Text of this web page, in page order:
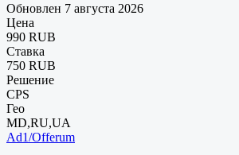
Обновлен 7 августа 2026
Цена
990 RUB
Ставка
750 RUB
Решение
CPS
Гео
MD,RU,UA
Ad1/Offerum